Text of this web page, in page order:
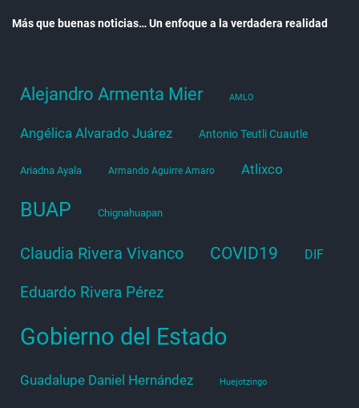
Más que buenas noticias… Un enfoque a la verdadera realidad
Alejandro Armenta Mier AMLO
Angélica Alvarado Juárez Antonio Teutli Cuautle
Ariadna Ayala Armando Aguirre Amaro Atlixco
BUAP Chignahuapan
Claudia Rivera Vivanco COVID19 DIF
Eduardo Rivera Pérez
Gobierno del Estado
Guadalupe Daniel Hernández Huejotzingo